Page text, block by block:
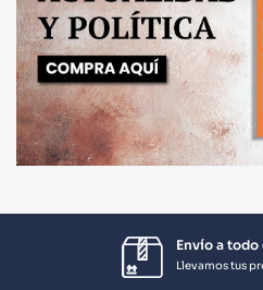
Envío a todo
Llevamos tus